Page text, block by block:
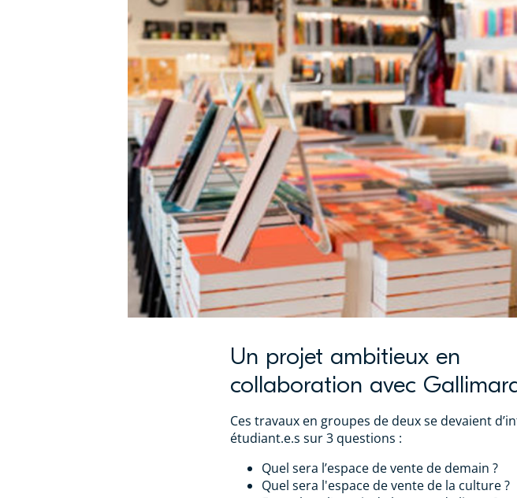
Un projet ambitieux en
collaboration avec
Ces travaux en groupes de deux se devaient
étudiant.e.s sur 3 questions :
Quel sera l’espace de vente de demain ?
Quel sera l'espace de vente de la culture ?